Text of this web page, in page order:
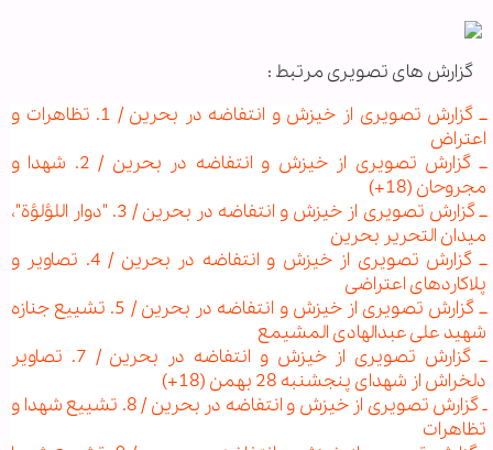
گزارش های تصویری مرتبط :
ــ گزارش
تصویری از خیزش و انتفاضه در بحرین / 1. تظاهرات و
اعتراض
ــ گزارش تصویری از خیزش و انتفاضه در بحرین / 2. شهدا و
مجروحان (18+)
ــ گزارش تصویری از خیزش و انتفاضه در بحرین / 3. "دوار اللؤلؤة"،
میدان التحریر بحرین
ــ گزارش تصویری از خیزش و انتفاضه در بحرین / 4. تصاویر و
پلاکاردهای اعتراضی
ــ گزارش تصویری از خیزش و انتفاضه در بحرین / 5. تشییع جنازه
شهید علی عبدالهادی المشیمع
ــ گزارش تصویری از خیزش و انتفاضه در بحرین / 7. تصاویر
دلخراش از شهدای پنجشنبه 28 بهمن (18+)
ـ گزارش تصویری از خیزش و انتفاضه در بحرین / 8. تشییع شهدا و
تظاهرات